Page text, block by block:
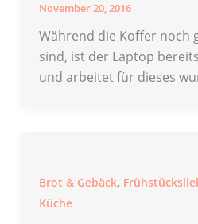
November 20, 2016
Während die Koffer noch
sind, ist der Laptop
und arbeitet für dieses
Brot & Gebäck,
Küche